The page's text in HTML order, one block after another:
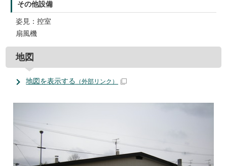
その他設備
姿見：控室
扇風機
地図
地図を表示する （外部リンク）